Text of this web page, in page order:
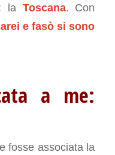
la Toscana. Con
e fasò si sono
a me:
fosse associata la